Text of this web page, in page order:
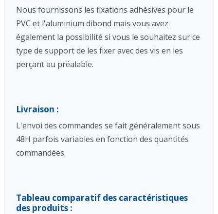
Nous fournissons les fixations adhésives pour le
PVC et l'aluminium dibond mais vous avez
également la possibilité si vous le souhaitez sur ce
type de support de les fixer avec des vis en les
perçant au préalable.
Livraison :
L'envoi des commandes se fait généralement sous
48H parfois variables en fonction des quantités
commandées.
Tableau comparatif des caractéristiques
des produits :